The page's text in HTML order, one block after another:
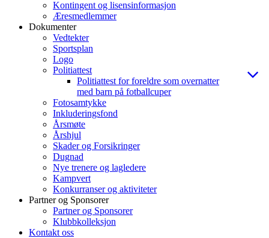
Kontingent og lisensinformasjon
Æresmedlemmer
Dokumenter
Vedtekter
Sportsplan
Logo
Politiattest
Politiattest for foreldre som overnatter
med barn på fotballcuper
Fotosamtykke
Inkluderingsfond
Årsmøte
Årshjul
Skader og Forsikringer
Dugnad
Nye trenere og lagledere
Kampvert
Konkurranser og aktiviteter
Partner og Sponsorer
Partner og Sponsorer
Klubbkolleksjon
Kontakt oss